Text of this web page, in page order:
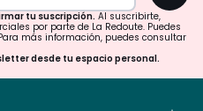
para
confirmar
tu
suscripción.
tu suscripción. Al suscribirte,
por parte de La Redoute. Puedes
más información, puedes consultar
desde tu espacio personal.